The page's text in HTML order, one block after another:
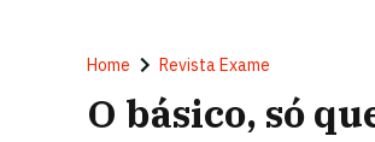
Home Revista Exame
O básico, só